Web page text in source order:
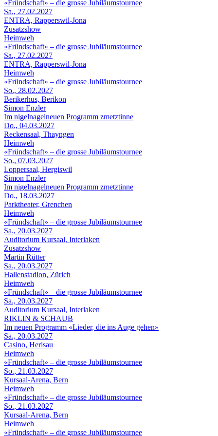
«Fründschaft» – die grosse Jubiläumstournee
Sa., 27.02.2027
ENTRA, Rapperswil-Jona
Zusatzshow
Heimweh
«Fründschaft» – die grosse Jubiläumstournee
Sa., 27.02.2027
ENTRA, Rapperswil-Jona
Heimweh
«Fründschaft» – die grosse Jubiläumstournee
So., 28.02.2027
Berikerhus, Berikon
Simon Enzler
Im nigelnagelneuen Programm zmetztinne
Do., 04.03.2027
Reckensaal, Thayngen
Heimweh
«Fründschaft» – die grosse Jubiläumstournee
So., 07.03.2027
Loppersaal, Hergiswil
Simon Enzler
Im nigelnagelneuen Programm zmetztinne
Do., 18.03.2027
Parktheater, Grenchen
Heimweh
«Fründschaft» – die grosse Jubiläumstournee
Sa., 20.03.2027
Auditorium Kursaal, Interlaken
Zusatzshow
Martin Rütter
Sa., 20.03.2027
Hallenstadion, Zürich
Heimweh
«Fründschaft» – die grosse Jubiläumstournee
Sa., 20.03.2027
Auditorium Kursaal, Interlaken
RIKLIN & SCHAUB
Im neuen Programm «Lieder, die ins Auge gehen»
Sa., 20.03.2027
Casino, Herisau
Heimweh
«Fründschaft» – die grosse Jubiläumstournee
So., 21.03.2027
Kursaal-Arena, Bern
Heimweh
«Fründschaft» – die grosse Jubiläumstournee
So., 21.03.2027
Kursaal-Arena, Bern
Heimweh
«Fründschaft» – die grosse Jubiläumstournee